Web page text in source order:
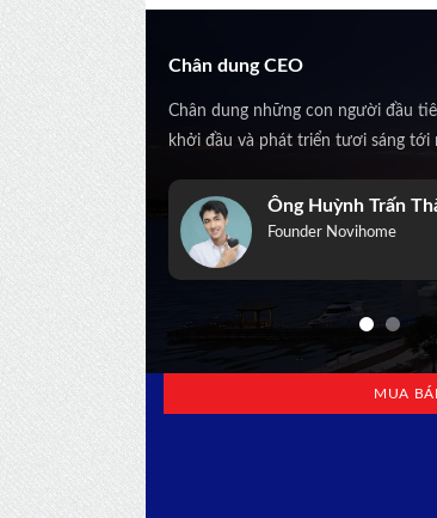
Chân dung CEO
Chân dung những con người đầu
khởi đầu và phát triển tươi sáng tới
Ông Huỳnh Trấn
Founder Novihome
MUA